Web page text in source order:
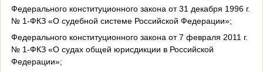
Федерального конституционного закона от 31 декабря 1996 г.
№ 1-ФКЗ «О судебной системе Российской Федерации»;
Федерального конституционного закона от 7 февраля 2011 г.
№ 1-ФКЗ «О судах общей юрисдикции в Российской
Федерации»;